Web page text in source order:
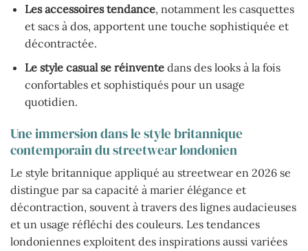
Les accessoires tendance, notamment les casquettes
et sacs à dos, apportent une touche sophistiquée et
décontractée.
Le style casual se réinventedans des looks à la fois
confortables et sophistiqués pour un usage
quotidien.
Une immersion dans le style britannique
contemporain du streetwear londonien
Le style britannique appliqué au streetwear en 2026 se
distingue par sa capacité à marier élégance et
décontraction, souvent à travers des lignes audacieuses
et un usage réfléchi des couleurs. Les tendances
londoniennes exploitent des inspirations aussi variées